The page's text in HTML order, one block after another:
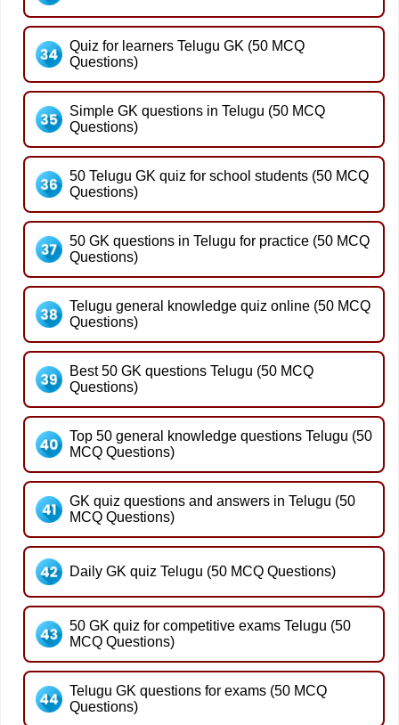
Quiz for learners Telugu GK (50 MCQ
Questions)
Simple GK questions in Telugu (50 MCQ
Questions)
50 Telugu GK quiz for school students (50 MCQ
Questions)
50 GK questions in Telugu for practice (50 MCQ
Questions)
Telugu general knowledge quiz online (50 MCQ
Questions)
Best 50 GK questions Telugu (50 MCQ
Questions)
Top 50 general knowledge questions Telugu (50
MCQ Questions)
GK quiz questions and answers in Telugu (50
MCQ Questions)
Daily GK quiz Telugu (50 MCQ Questions)
50 GK quiz for competitive exams Telugu (50
MCQ Questions)
Telugu GK questions for exams (50 MCQ
Questions)